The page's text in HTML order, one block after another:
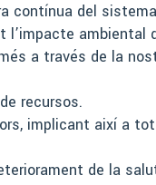
contínua del
a través de la
recursos.
implicant així a
de la